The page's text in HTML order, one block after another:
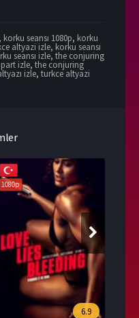
, korku seansı 1080p, korku
altyazi izle, korku seansı
seansı izle, the conjuring
izle, the conjuring
izle, turkce altyazi
1080p
6.9